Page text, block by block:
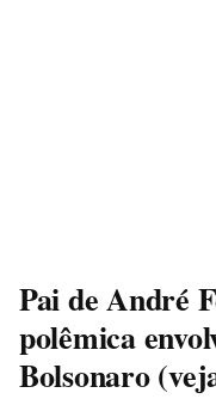
Pai de André
polêmica
Bolsonaro